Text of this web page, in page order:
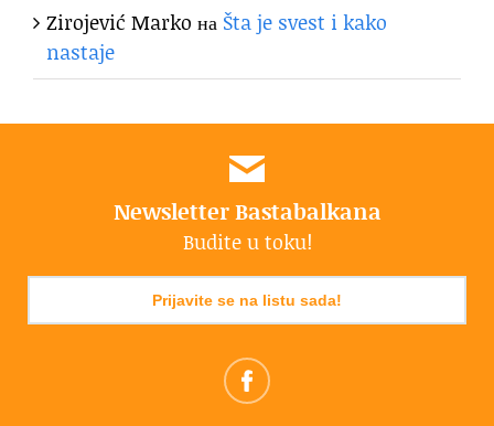
Zirojević Marko на Šta je svest i kako
nastaje
Newsletter Bastabalkana
Budite u toku!
Prijavite se na listu sada!